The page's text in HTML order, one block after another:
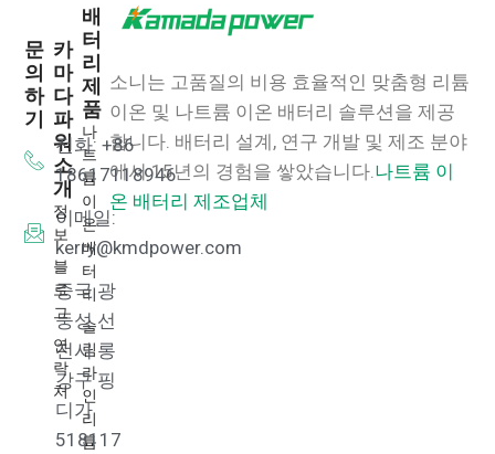
소니는 고품질의 비용 효율적인 맞춤형 리튬
이온 및 나트륨 이온 배터리 솔루션을 제공
합니다. 배터리 설계, 연구 개발 및 제조 분야
에서 15년의 경험을 쌓았습니다.나트륨 이
온 배터리 제조업체
배
터
리
제
품
나
트
륨
이
온
배
터
리
슬
림
라
인
리
튬
카
마
다
파
워
소
개
정
보
블
로
그
연
락
처
문
의
하
기
전화: +86
18617118946
이메일:
kerry@kmdpower.com
중국 광
둥성 선
전시 롱
강구 핑
디가
518117